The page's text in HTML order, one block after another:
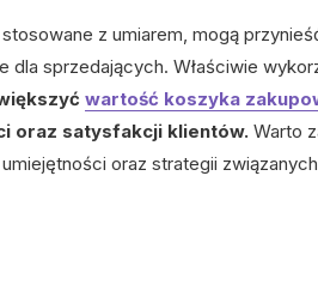
stosowane z umiarem, mogą
dla sprzedających. Właściwie
wartość koszyka
oraz satysfakcji klientów. Warto
oraz strategii